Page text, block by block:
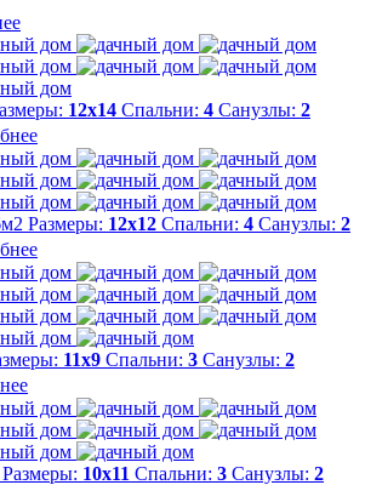
12х14 Спальни: 4 Санузлы: 2
Размеры: 12х12 Спальни: 4 Санузлы: 2
11х9 Спальни: 3 Санузлы: 2
Размеры: 10х11 Спальни: 3 Санузлы: 2